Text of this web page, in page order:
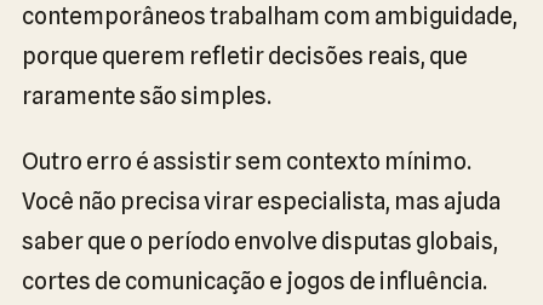
contemporâneos trabalham com ambiguidade,
porque querem refletir decisões reais, que
raramente são simples.
Outro erro é assistir sem contexto mínimo.
Você não precisa virar especialista, mas ajuda
saber que o período envolve disputas globais,
cortes de comunicação e jogos de influência.